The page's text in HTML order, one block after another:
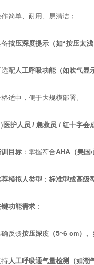
单、耐用、易清洁；
按压深度提示（如“按压太浅
配​人工呼吸功能（如吹气显
中，便于大规模部署。
医护人员 / 急救员 / 红十字会
训目标​ ​：掌握符合​​AHA（美国
荐模拟人类型​ ​：​ 标准型或高级
键功能需求​ ​：
反馈​按压深度（5~6 cm）
人工呼吸通气量检测（如潮